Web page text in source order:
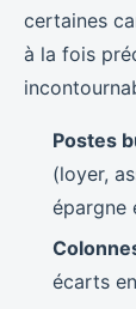
certaines
à la fois
Postes
(loyer,
épargne
écarts